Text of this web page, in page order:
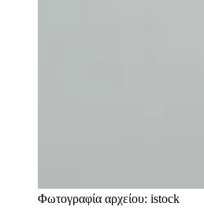
Φωτογραφία αρχείου: istock